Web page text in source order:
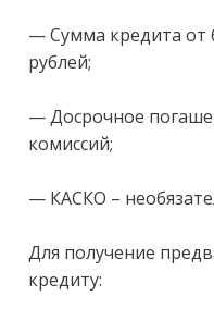
— Сумма кредита от
рублей;
— Досрочное
комиссий;
— КАСКО –
Для получение
кредиту: